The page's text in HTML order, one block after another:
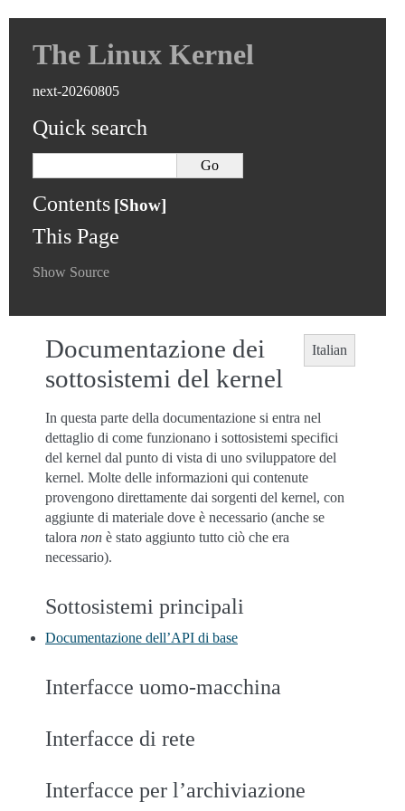
The Linux Kernel
next-20260805
Quick search
Contents
This Page
Show Source
Italian
Documentazione dei
sottosistemi del kernel
In questa parte della documentazione si entra nel
dettaglio di come funzionano i sottosistemi specifici
del kernel dal punto di vista di uno sviluppatore del
kernel. Molte delle informazioni qui contenute
provengono direttamente dai sorgenti del kernel, con
aggiunte di materiale dove è necessario (anche se
talora non è stato aggiunto tutto ciò che era
necessario).
Sottosistemi principali
Documentazione dell’API di base
Interfacce uomo-macchina
Interfacce di rete
Interfacce per l’archiviazione